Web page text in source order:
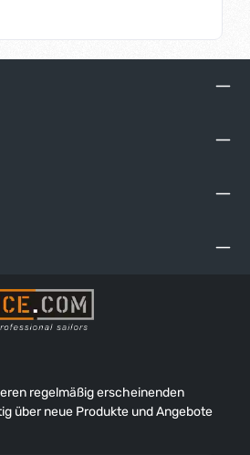
auf sehr schmalen Pinnen
und uv-beständiges
regelmäßig erscheinenden
über neue Produkte und Angebote